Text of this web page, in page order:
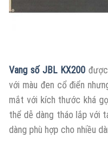
Vang số JBL KX200
với màu đen cổ điển
mắt với kích thước khá
thể dễ dàng tháo lắp với
dàng phù hợp cho nhiều